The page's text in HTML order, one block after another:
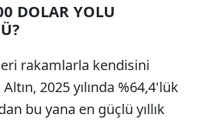
DOLAR YOLU
rakamlarla kendisini
2025 yılında %64,4'lük
bu yana en güçlü yıllık